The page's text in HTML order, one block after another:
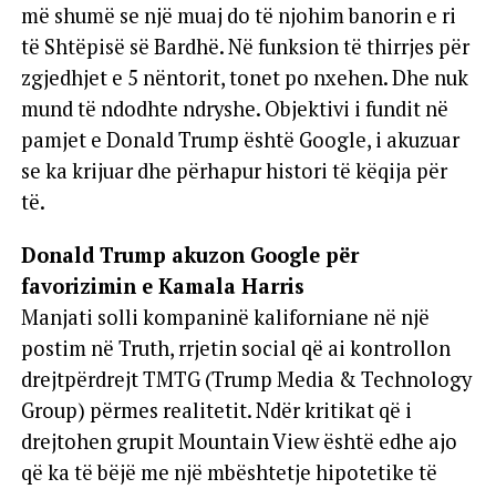
më shumë se një muaj do të njohim banorin e ri
të Shtëpisë së Bardhë. Në funksion të thirrjes për
zgjedhjet e 5 nëntorit, tonet po nxehen. Dhe nuk
mund të ndodhte ndryshe. Objektivi i fundit në
pamjet e Donald Trump është Google, i akuzuar
se ka krijuar dhe përhapur histori të këqija për
të.
Donald Trump akuzon Google për
favorizimin e Kamala Harris
Manjati solli kompaninë kaliforniane në një
postim në Truth, rrjetin social që ai kontrollon
drejtpërdrejt TMTG (Trump Media & Technology
Group) përmes realitetit. Ndër kritikat që i
drejtohen grupit Mountain View është edhe ajo
që ka të bëjë me një mbështetje hipotetike të